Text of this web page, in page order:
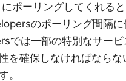
ポーリングしてくれる
のポーリング間隔に
では一部の特別なサー
を確保しなければなら
。